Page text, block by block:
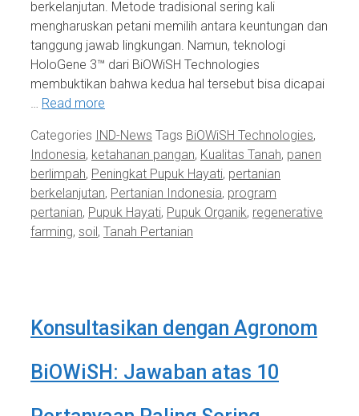
berkelanjutan. Metode tradisional sering kali
mengharuskan petani memilih antara keuntungan dan
tanggung jawab lingkungan. Namun, teknologi
HoloGene 3™ dari BiOWiSH Technologies
membuktikan bahwa kedua hal tersebut bisa dicapai
Read more
Categories IND-News Tags BiOWiSH Technologies,
Indonesia, ketahanan pangan, Kualitas Tanah, panen
berlimpah, Peningkat Pupuk Hayati, pertanian
berkelanjutan, Pertanian Indonesia, program
pertanian, Pupuk Hayati, Pupuk Organik, regenerative
farming, soil, Tanah Pertanian
Konsultasikan dengan Agronom
BiOWiSH: Jawaban atas 10